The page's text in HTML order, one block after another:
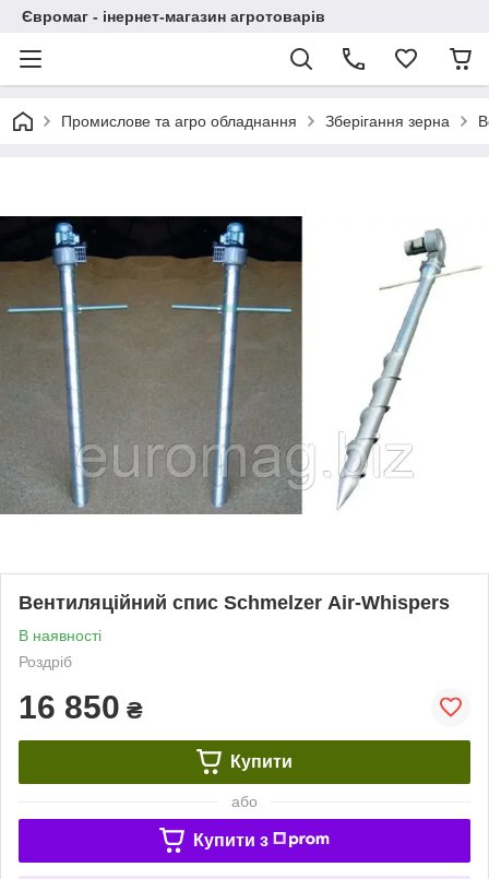
Євромаг - інернет-магазин агротоварів
Промислове та агро обладнання Зберігання зерна
Вентиляційний спис Schmelzer Air-Whispers
В наявності
Роздріб
16 850 ₴
Купити
або
Купити з